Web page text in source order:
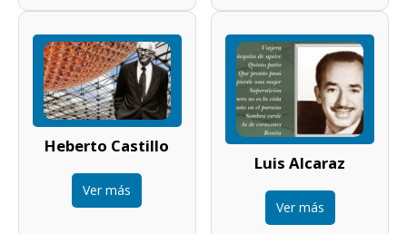
Heberto Castillo
Ver más
Luis Alcaraz
Ver más